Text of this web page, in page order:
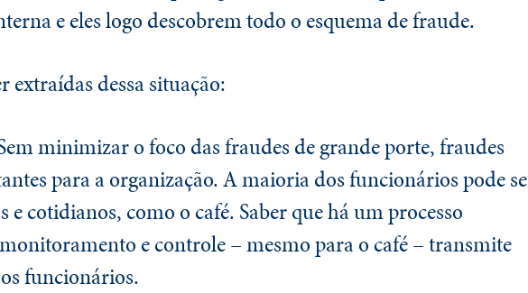
e eles logo descobrem todo o esquema de fraude.
extraídas dessa situação:
minimizar o foco das fraudes de grande porte, fraudes
para a organização. A maioria dos funcionários pode se
cotidianos, como o café. Saber que há um processo
e controle – mesmo para o café – transmite
funcionários.